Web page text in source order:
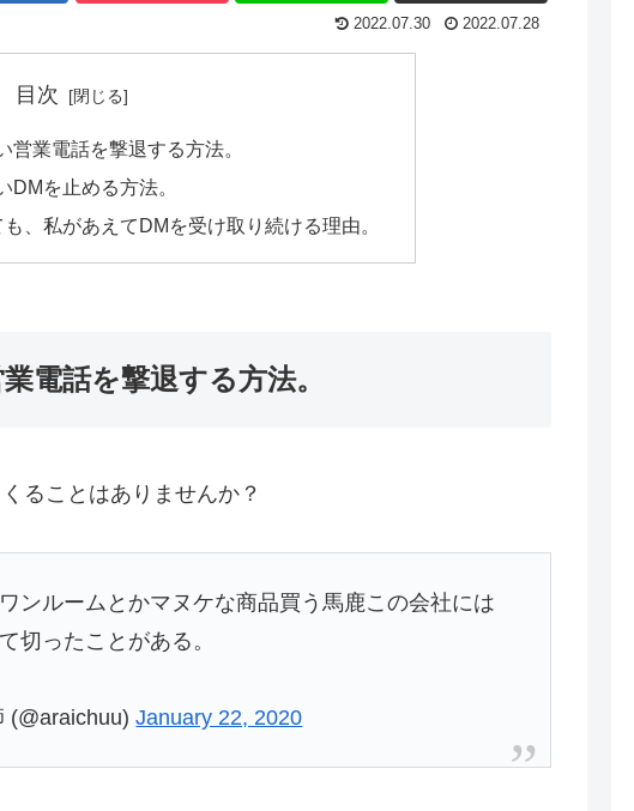
2022.07.30 2022.07.28
目次
業電話を撃退する方法。
を止める方法。
、私があえてDMを受け取り続ける理由。
電話を撃退する方法。
ることはありませんか？
ンルームとかマヌケな商品買う馬鹿この会社には
切ったことがある。
(@araichuu)January 22, 2020